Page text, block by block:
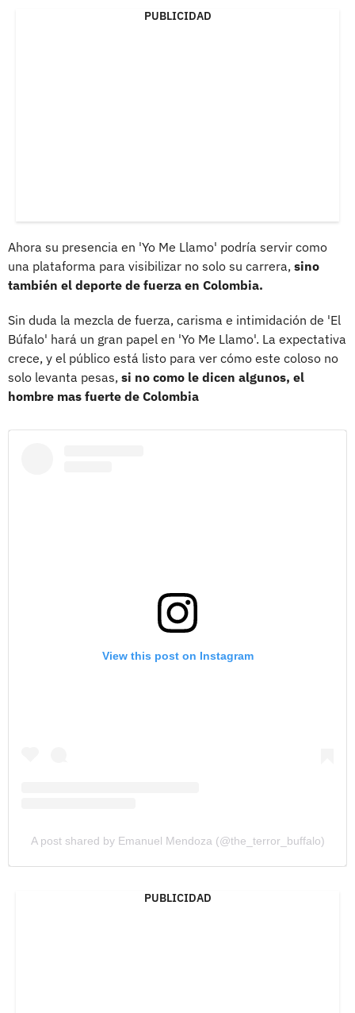
PUBLICIDAD
Ahora su presencia en 'Yo Me Llamo' podría servir como
una plataforma para visibilizar no solo su carrera, sino
también el deporte de fuerza en Colombia.
Sin duda la mezcla de fuerza, carisma e intimidación de 'El
Búfalo' hará un gran papel en 'Yo Me Llamo'. La expectativa
crece, y el público está listo para ver cómo este coloso no
solo levanta pesas, si no como le dicen algunos, el
hombre mas fuerte de Colombia
View this post on Instagram
A post shared by Emanuel Mendoza (@the_terror_buffalo)
PUBLICIDAD